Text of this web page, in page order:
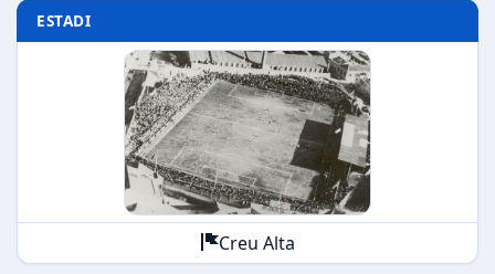
ESTADI
Creu Alta